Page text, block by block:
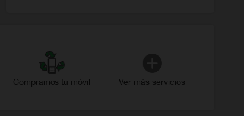
Compramos tu móvil Ver más servicios